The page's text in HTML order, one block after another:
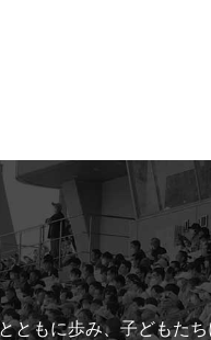
ともに歩み、子どもた